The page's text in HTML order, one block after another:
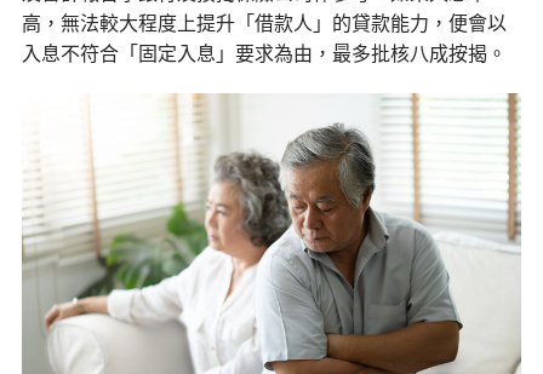
高，無法較大程度上提升「借款人」的貸款能力，便會以
入息不符合「固定入息」要求為由，最多批核八成按揭。